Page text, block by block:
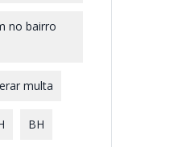
no bairro
multa
BH